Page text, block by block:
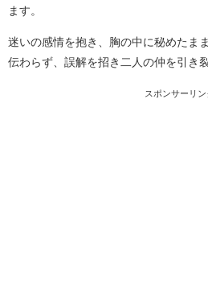
ます。
迷いの感情を抱き、胸の中に秘めたま
伝わらず、誤解を招き二人の仲を引き
スポンサーリン